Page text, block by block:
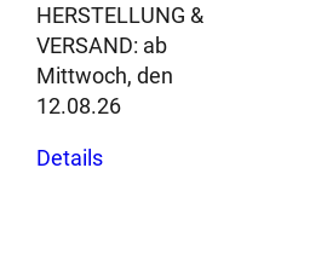
HERSTELLUNG &
VERSAND: ab
Mittwoch, den
12.08.26
DetailsProdukt